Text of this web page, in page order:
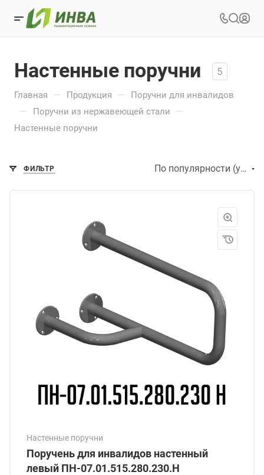
Настенные поручни 5
Главная — Продукция — Поручни для инвалидов
— Поручни из нержавеющей стали —
Настенные поручни
ФИЛЬТР По популярности (убывание)
Настенные поручни
Поручень для инвалидов настенный
левый ПН-07.01.515.280.230.Н